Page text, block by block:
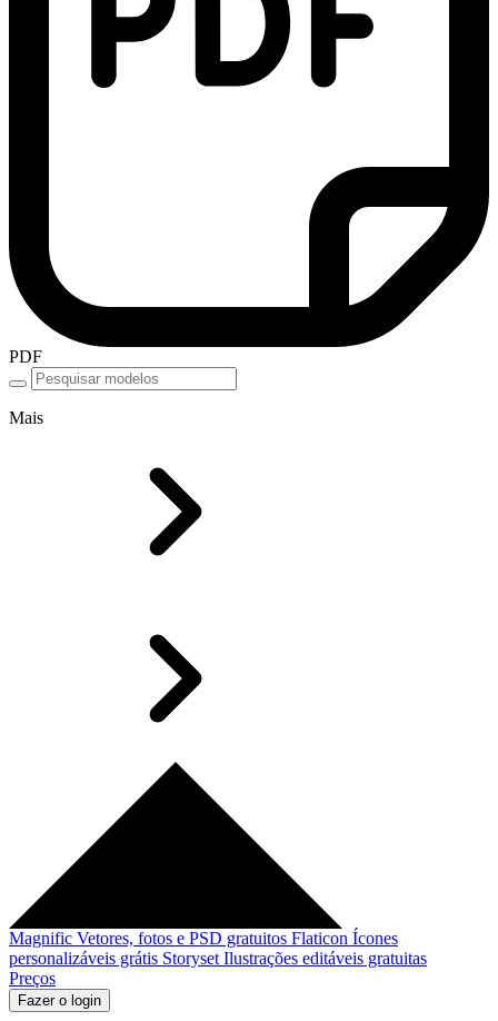
PDF
Mais
Magnific Vetores, fotos e PSD gratuitos Flaticon Ícones
personalizáveis grátis Storyset Ilustrações editáveis gratuitas
Preços
Fazer o login